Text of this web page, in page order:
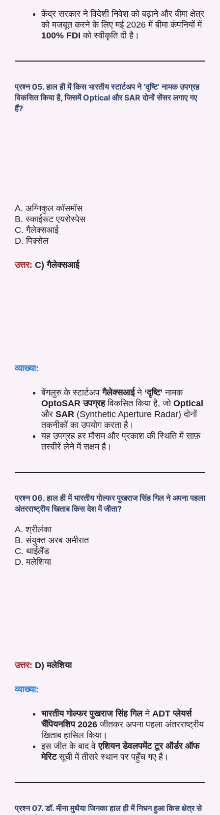
केंद्र सरकार ने विदेशी निवेश को बढ़ाने और बीमा क्षेत्र
को मजबूत करने के लिए मई 2026 में बीमा कंपनियों में
100% FDIको स्वीकृति दी है।
प्रश्न 05. हाल ही में किस भारतीय स्टार्टअप ने ‘दृष्टि’ नामक उपग्रह
विकसित किया है, जिसमें Optical और SAR दोनों सेंसर लगाए गए
हैं?
A. अग्निकुल कॉसमॉस
B. स्काईरूट एयरोस्पेस
C. गैलेक्सआई
D. पिक्सेल
उत्तर: C) गैलेक्सआई
व्याख्या:
बेंगलुरु के स्टार्टअपगैलेक्सआईने ‘दृष्टि’ नामक
OptoSAR उपग्रहविकसित किया है, जो Optical
और SAR (Synthetic Aperture Radar) दोनों
तकनीकों का उपयोग करता है।
यह उपग्रह हर मौसम और प्रकाश की स्थिति में साफ़
तस्वीरें लेने में सक्षम है।
प्रश्न 06. हाल ही में भारतीय गोल्फर पुखराज सिंह गिल ने अपना पहला
अंतरराष्ट्रीय खिताब किस देश में जीता?
A. श्रीलंका
B. संयुक्त अरब अमीरात
C. थाईलैंड
D. मलेशिया
उत्तर: D) मलेशिया
व्याख्या:
भारतीय गोल्फर पुखराज सिंह गिलने ADT प्लेयर्स
चैंपियनशिप 2026 जीतकर अपना पहला अंतरराष्ट्रीय
खिताब हासिल किया।
इस जीत के बाद वेएशियन डेवलपमेंट टूर ऑर्डर ऑफ
मेरिटसूची में तीसरे स्थान पर पहुँच गए है।
प्रश्न 07. डॉ. मीना मुथैया जिनका हाल ही में निधन हुआ किस क्षेत्र से